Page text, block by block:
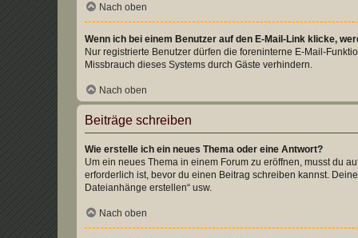
Nach oben
Wenn ich bei einem Benutzer auf den E-Mail-Link klicke,
Nur registrierte Benutzer dürfen die foreninterne E-Mail-
Missbrauch dieses Systems durch Gäste verhindern.
Nach oben
Beiträge schreiben
Wie erstelle ich ein neues Thema oder eine Antwort?
Um ein neues Thema in einem Forum zu eröffnen, musst du
erforderlich ist, bevor du einen Beitrag schreiben kannst.
Dateianhänge erstellen“ usw.
Nach oben